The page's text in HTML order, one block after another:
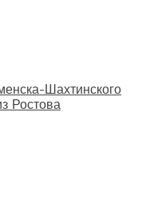
Шахтинского
Ростова